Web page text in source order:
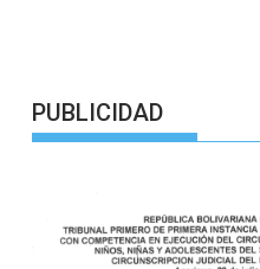
PUBLICIDAD